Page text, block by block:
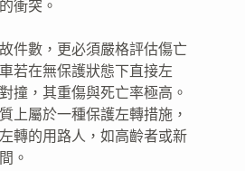
衝突。
件數，更必須嚴格評估傷亡
若在無保護狀態下直接左
撞，其重傷與死亡率極高。
上屬於一種保護左轉措施，
轉的用路人，如高齡者或新
。